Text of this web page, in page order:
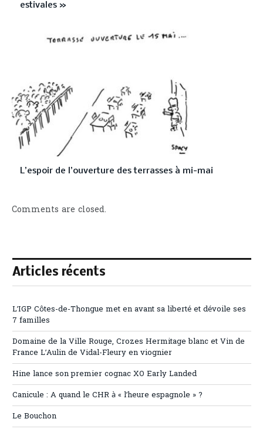
estivales »
L’espoir de l’ouverture des terrasses à mi-mai
Comments are closed.
Articles récents
L’IGP Côtes-de-Thongue met en avant sa liberté et dévoile ses
7 familles
Domaine de la Ville Rouge, Crozes Hermitage blanc et Vin de
France L’Aulin de Vidal-Fleury en viognier
Hine lance son premier cognac XO Early Landed
Canicule : A quand le CHR à « l’heure espagnole » ?
Le Bouchon